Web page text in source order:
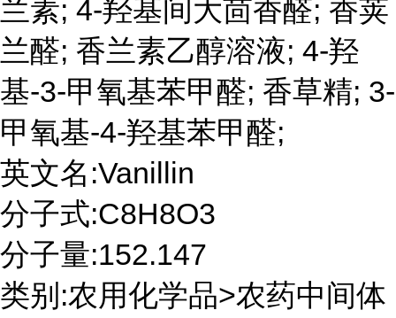
兰素; 4-羟基间大茴香醛; 香荚
兰醛; 香兰素乙醇溶液; 4-羟
基-3-甲氧基苯甲醛; 香草精; 3-
甲氧基-4-羟基苯甲醛;
英文名:Vanillin
分子式:C8H8O3
分子量:152.147
类别:农用化学品>农药中间体